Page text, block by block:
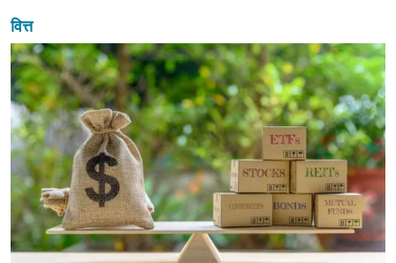
वित्त